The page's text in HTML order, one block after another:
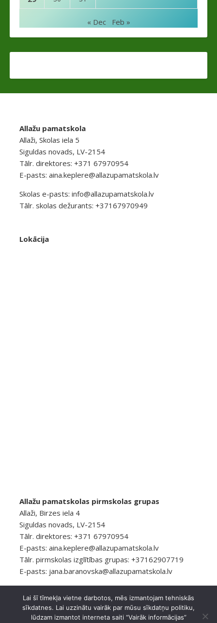
« Dec Feb »
Allažu pamatskola
Allaži, Skolas iela 5
Siguldas novads, LV-2154
Tālr. direktores: +371 67970954
E-pasts: aina.keplere@allazupamatskola.lv
Skolas e-pasts: info@allazupamatskola.lv
Tālr. skolas dežurants: +37167970949
Lokācija
Allažu pamatskolas pirmskolas grupas
Allaži, Birzes iela 4
Siguldas novads, LV-2154
Tālr. direktores: +371 67970954
E-pasts: aina.keplere@allazupamatskola.lv
Tālr. pirmskolas izglītības grupas: +37162907719
E-pasts: jana.baranovska@allazupamatskola.lv
© 2026 Allažu pamatskolaPrivātuma politika
Lai šī tīmekļa vietne darbotos, mēs izmantojam tehniskās
sīkdatnes. Lai uzzinātu vairāk par mūsu sīkdatņu politiku,
lūdzam izmantot interneta saiti “Vairāk informācijas”